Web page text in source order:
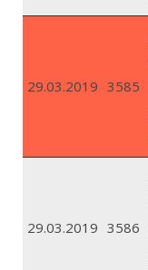
29.03.2019 3585
29.03.2019 3586